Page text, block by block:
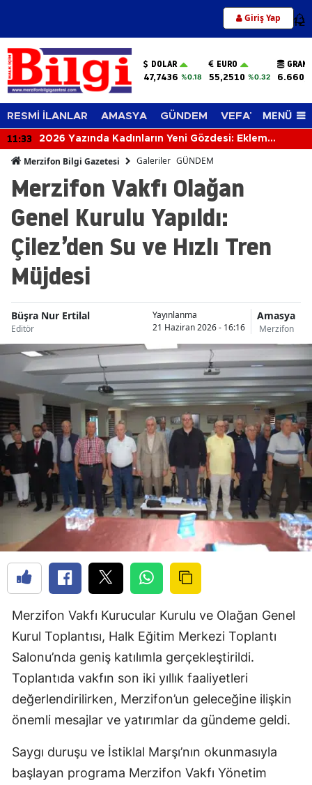
Giriş Yap 12
DOLAR
47,7436 %0.18
EURO
55,2510 %0.32
RESMİ İLANLAR AMASYA GÜNDEM VEFAT EDENLER
MENÜ
11:14
Rüyada Solmuş Çiçek Görmek Ne Anlama
Merzifon Bilgi Gazetesi Galeriler GÜNDEM
Merzifon Vakfı Olağan
Genel Kurulu Yapıldı:
Çilez’den Su ve Hızlı Tren
Müjdesi
Büşra Nur Ertilal
Editör
Yayınlanma
21 Haziran 2026 - 16:16
Amasya
Merzifon
Merzifon Vakfı Kurucular Kurulu ve Olağan Genel
Kurul Toplantısı, Halk Eğitim Merkezi Toplantı
Salonu’nda geniş katılımla gerçekleştirildi.
Toplantıda vakfın son iki yıllık faaliyetleri
değerlendirilirken, Merzifon’un geleceğine ilişkin
önemli mesajlar ve yatırımlar da gündeme geldi.
Saygı duruşu ve İstiklal Marşı’nın okunmasıyla
başlayan programa Merzifon Vakfı Yönetim